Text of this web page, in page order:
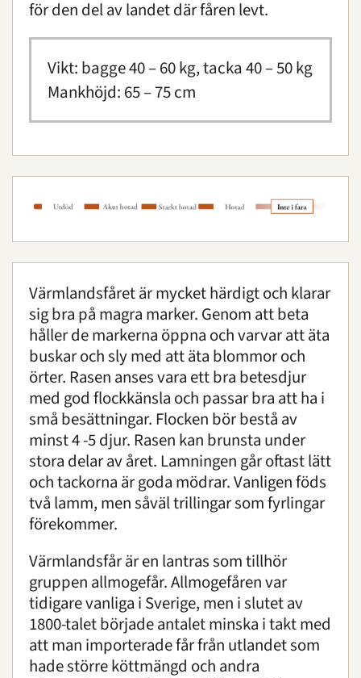
Orusthöna
Svensk ardenner
Tabacktorpsfår
Väneko
Sköta djur
Skadade djur och "övergivna" djurungar
Bevarande
Utbildning
Boende
Konferens
Om oss | Öppettider | Press
Sök
för den del av landet där fåren levt.
Vikt: bagge 40 – 60 kg, tacka 40 – 50 kg
Mankhöjd: 65 – 75 cm
Värmlandsfåret är mycket härdigt och klarar
sig bra på magra marker. Genom att beta
håller de markerna öppna och varvar att äta
buskar och sly med att äta blommor och
örter. Rasen anses vara ett bra betesdjur
med god flockkänsla och passar bra att ha i
små besättningar. Flocken bör bestå av
minst 4 -5 djur. Rasen kan brunsta under
stora delar av året. Lamningen går oftast lätt
och tackorna är goda mödrar. Vanligen föds
två lamm, men såväl trillingar som fyrlingar
förekommer.
Värmlandsfår är en lantras som tillhör
gruppen allmogefår. Allmogefåren var
tidigare vanliga i Sverige, men i slutet av
1800-talet började antalet minska i takt med
att man importerade får från utlandet som
hade större köttmängd och andra